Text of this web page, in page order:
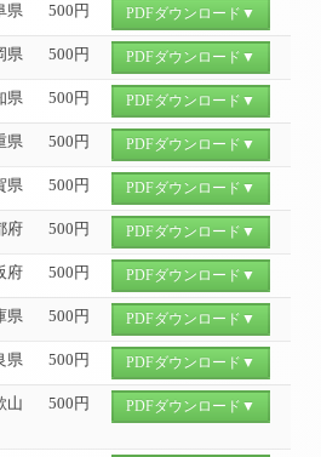
県 500円 PDFダウンロード▼
県 500円 PDFダウンロード▼
県 500円 PDFダウンロード▼
県 500円 PDFダウンロード▼
県 500円 PDFダウンロード▼
府 500円 PDFダウンロード▼
府 500円 PDFダウンロード▼
県 500円 PDFダウンロード▼
県 500円 PDFダウンロード▼
山
500円 PDFダウンロード▼